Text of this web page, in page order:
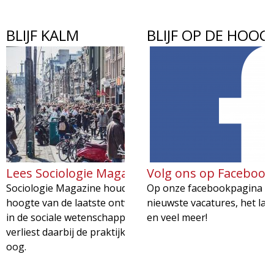
BLIJF KALM
Lees Sociologie Magazine
Sociologie Magazine houdt u op de
hoogte van de laatste ontwikkelingen
in de sociale wetenschappen. En
verliest daarbij de praktijk niet uit het
oog.
BLIJF OP DE
Volg ons op Facebook
Op onze facebookpagina
nieuwste vacatures, het
en veel meer!